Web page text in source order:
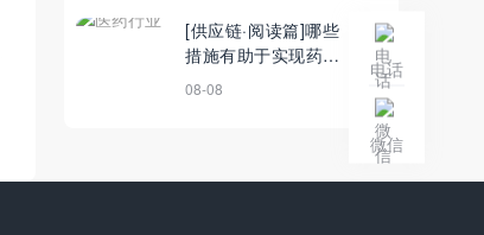
溯源等级
[供应链·阅读篇]哪些
措施有助于实现药品
供应链韧性?
08-08
电话
微信